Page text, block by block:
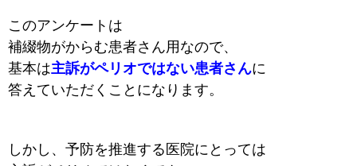
このアンケートは
補綴物がからむ患者さん用なので、
基本は主訴がペリオではない患者さんに
答えていただくことになります。
しかし、予防を推進する 医院にとっては